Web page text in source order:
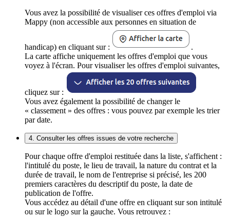
Vous avez la possibilité de visualiser ces offres d'emploi via
Mappy (non accessible aux personnes en situation de
handicap) en cliquant sur :
.
La carte affiche uniquement les offres d'emploi que vous
voyez à l'écran. Pour visualiser les offres d'emploi suivantes,
cliquez sur :
Vous avez également la possibilité de changer le
« classement » des offres : vous pouvez par exemple les trier
par date.
4. Consulter les offres issues de votre recherche
Pour chaque offre d'emploi restituée dans la liste, s'affichent :
l'intitulé du poste, le lieu de travail, la nature du contrat et la
durée de travail, le nom de l'entreprise si précisé, les 200
premiers caractères du descriptif du poste, la date de
publication de l'offre.
Vous accédez au détail d'une offre en cliquant sur son intitulé
ou sur le logo sur la gauche. Vous retrouvez :